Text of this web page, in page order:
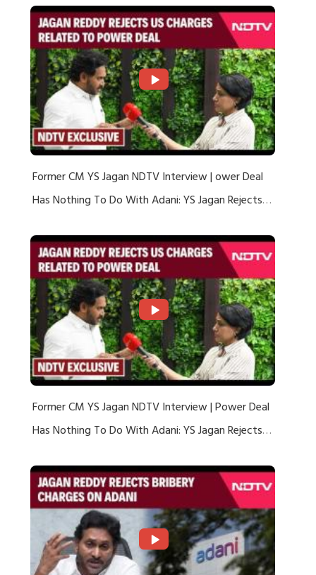
Former CM YS Jagan NDTV Interview | ower Deal
Has Nothing To Do With Adani: YS Jagan Rejects
Former CM YS Jagan NDTV Interview | Power Deal
Has Nothing To Do With Adani: YS Jagan Rejects